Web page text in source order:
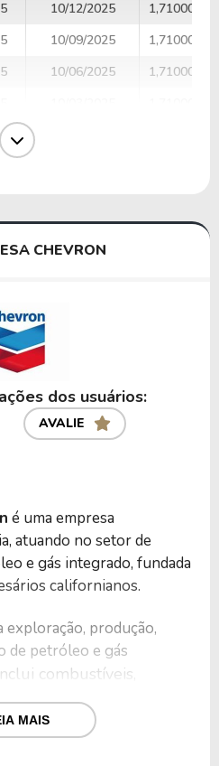
10/12/2025
1,71000000
10/09/2025
1,71000000
10/06/2025
1,71000000
CHEVRON
dos usuários:
AVALIE
é uma empresa
atuando no setor de
e gás integrado, fundada
californianos.
produção,
de petróleo e gás
combustíveis,
e soluções de
biocombustíveis e
MAIS